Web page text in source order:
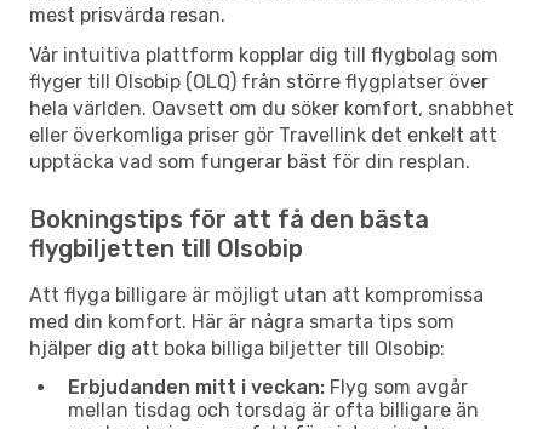
mest prisvärda resan.
Vår intuitiva plattform kopplar dig till flygbolag som
flyger till Olsobip (OLQ) från större flygplatser över
hela världen. Oavsett om du söker komfort, snabbhet
eller överkomliga priser gör Travellink det enkelt att
upptäcka vad som fungerar bäst för din resplan.
Bokningstips för att få den bästa
flygbiljetten till Olsobip
Att flyga billigare är möjligt utan att kompromissa
med din komfort. Här är några smarta tips som
hjälper dig att boka billiga biljetter till Olsobip:
Erbjudanden mitt i veckan: Flyg som avgår
mellan tisdag och torsdag är ofta billigare än